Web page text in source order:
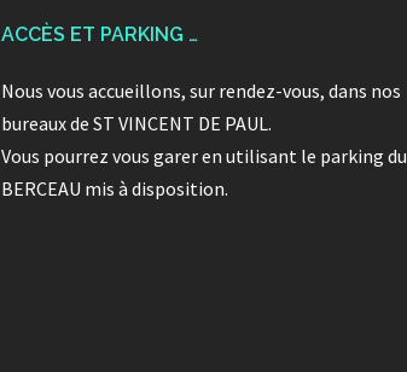
ACCÈS ET PARKING …
Nous vous accueillons, sur rendez-vous, dans nos
bureaux de ST VINCENT DE PAUL.
Vous pourrez vous garer en utilisant le parking du
BERCEAU mis à disposition.